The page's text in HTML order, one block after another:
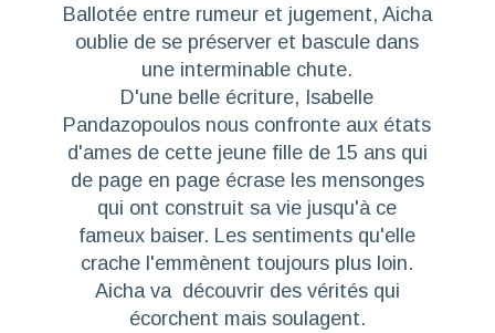
Ballotée entre rumeur et jugement, Aicha
oublie de se préserver et bascule dans
une interminable chute.
D'une belle écriture, Isabelle
Pandazopoulos nous confronte aux états
d'ames de cette jeune fille de 15 ans qui
de page en page écrase les mensonges
qui ont construit sa vie jusqu'à ce
fameux baiser. Les sentiments qu'elle
crache l'emmènent toujours plus loin.
Aicha va découvrir des vérités qui
écorchent mais soulagent.